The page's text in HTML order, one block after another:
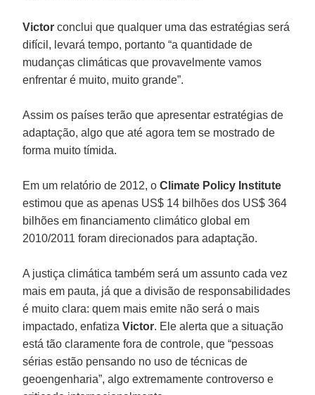
Victorconclui que qualquer uma das estratégias será
difícil, levará tempo, portanto “a quantidade de
mudanças climáticas que provavelmente vamos
enfrentar é muito, muito grande”.
Assim os países terão que apresentar estratégias de
adaptação, algo que até agora tem se mostrado de
forma muito tímida.
Em um relatório de 2012, oClimate Policy Institute
estimou que as apenas US$ 14 bilhões dos US$ 364
bilhões em financiamento climático global em
2010/2011 foram direcionados para adaptação.
A justiça climática também será um assunto cada vez
mais em pauta, já que a divisão de responsabilidades
é muito clara: quem mais emite não será o mais
impactado, enfatizaVictor. Ele alerta que a situação
está tão claramente fora de controle, que “pessoas
sérias estão pensando no uso de técnicas de
geoengenharia”, algo extremamente controverso e